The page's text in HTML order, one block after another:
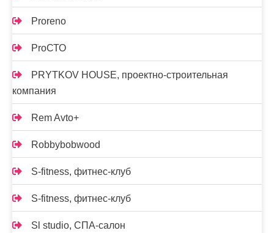
Proreno
ProСТО
PRYTKOV HOUSE, проектно-строительная
компания
Rem Avto+
Robbybobwood
S-fitness, фитнес-клуб
S-fitness, фитнес-клуб
Sl studio, СПА-салон